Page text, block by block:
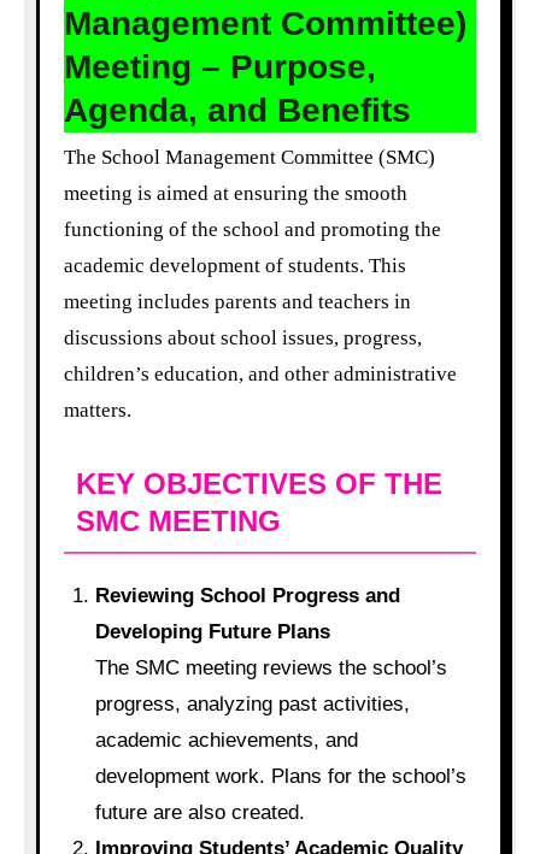
Management Committee)
Meeting – Purpose,
Agenda, and Benefits
The School Management Committee (SMC)
meeting is aimed at ensuring the smooth
functioning of the school and promoting the
academic development of students. This
meeting includes parents and teachers in
discussions about school issues, progress,
children’s education, and other administrative
matters.
KEY OBJECTIVES OF THE
SMC MEETING
Reviewing School Progress and
Developing Future Plans
The SMC meeting reviews the school’s
progress, analyzing past activities,
academic achievements, and
development work. Plans for the school’s
future are also created.
Improving Students’ Academic Quality